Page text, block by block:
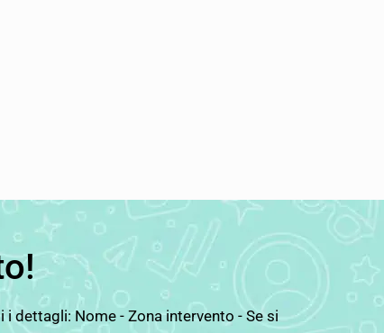
dettagli: Nome - Zona intervento - Se si